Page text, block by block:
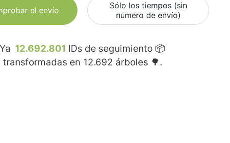
el envío
Sólo los tiempos (sin
número de envío)
Ya 12.692.801 IDs de seguimiento 📦
transformadas en 12.692 árboles 🌳.